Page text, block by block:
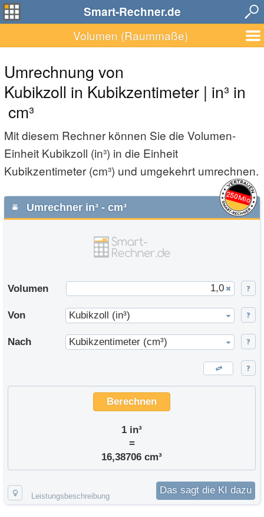
Smart-Rechner.de
Volumen (Raummaße)
Umrechnung von
Kubikzoll in Kubikzentimeter | in³ in
cm³
Mit diesem Rechner können Sie die Volumen-
Einheit Kubikzoll (in³) in die Einheit
Kubikzentimeter (cm³) und umgekehrt umrechnen.
Umrechner in³ - cm³
Volumen
Von Kubikzoll (in³)
Nach Kubikzentimeter (cm³)
Berechnen
1 in³
=
16,38706 cm³
Leistungsbeschreibung
Das sagt die KI dazu